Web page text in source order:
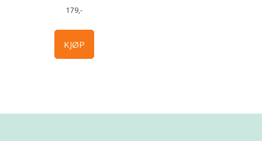
179,-
KJØP